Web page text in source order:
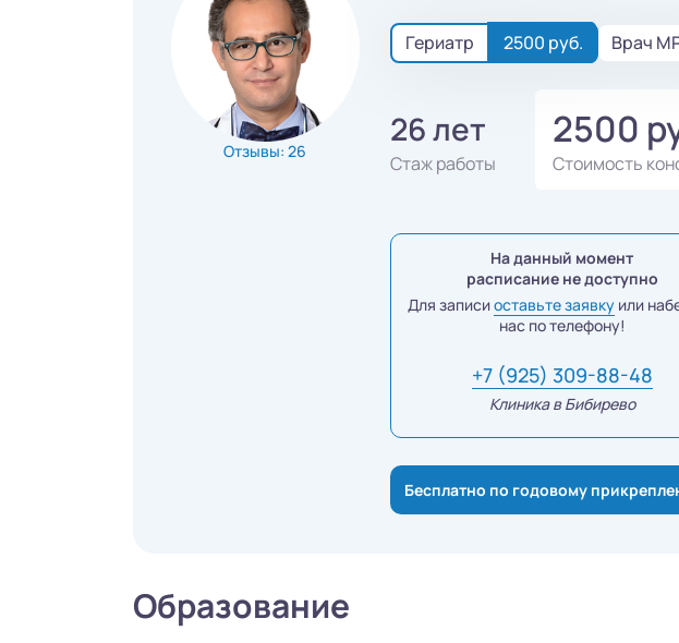
Отзывы: 26
Гериатр 2500 руб. Врач
26 лет
Стаж работы
2500
Стоимость
На данный момент
расписание не доступно
Для записиоставьте заявку или
нас по телефону!
+7 (925) 309-88-48
Клиника в Бибирево
Бесплатно по годовому
Образование